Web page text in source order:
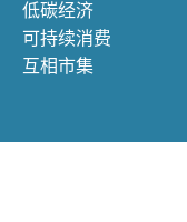
低碳经济
可持续消费
互相市集